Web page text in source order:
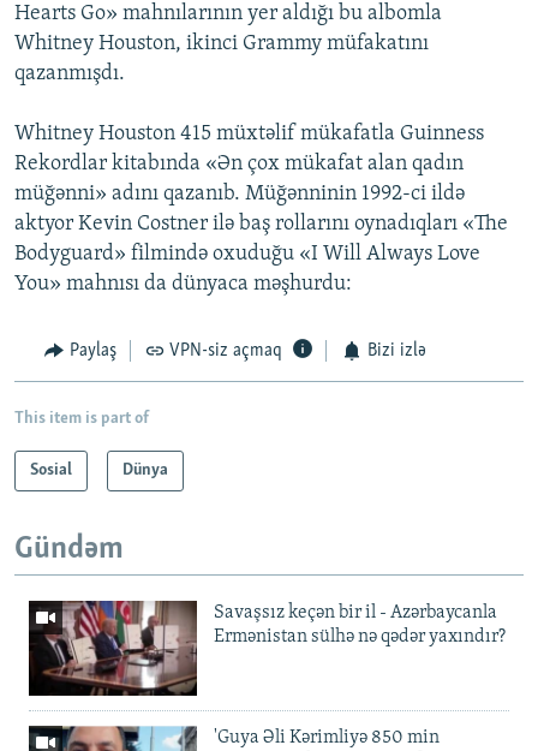
Hearts Go» mahnılarının yer aldığı bu albomla
Whitney Houston, ikinci Grammy müfakatını
qazanmışdı.
Whitney Houston 415 müxtəlif mükafatla Guinness
Rekordlar kitabında «Ən çox mükafat alan qadın
müğənni» adını qazanıb. Müğənninin 1992-ci ildə
aktyor Kevin Costner ilə baş rollarını oynadıqları «The
Bodyguard» filmində oxuduğu «I Will Always Love
You» mahnısı da dünyaca məşhurdu:
Paylaş VPN-siz açmaq Bizi izlə
This item is part of
Sosial Dünya
Gündəm
Savaşsız keçən bir il - Azərbaycanla
Ermənistan sülhə nə qədər yaxındır?
'Guya Əli Kərimliyə 850 min